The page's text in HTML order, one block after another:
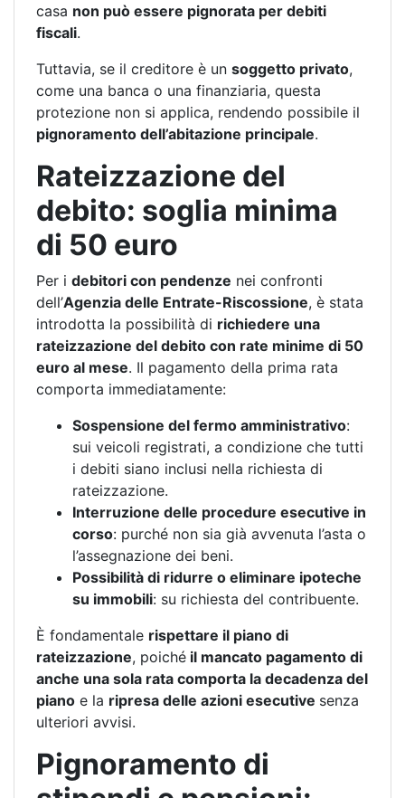
casa non può essere pignorata per debiti
fiscali.
Tuttavia, se il creditore è un soggetto privato,
come una banca o una finanziaria, questa
protezione non si applica, rendendo possibile il
pignoramento dell’abitazione principale.
Rateizzazione del
debito: soglia minima
di 50 euro
Per i debitori con pendenze nei confronti
dell’Agenzia delle Entrate-Riscossione, è stata
introdotta la possibilità di richiedere una
rateizzazione del debito con rate minime di 50
euro al mese. Il pagamento della prima rata
comporta immediatamente:
Sospensione del fermo amministrativo:
sui veicoli registrati, a condizione che tutti
i debiti siano inclusi nella richiesta di
rateizzazione.
Interruzione delle procedure esecutive in
corso: purché non sia già avvenuta l’asta o
l’assegnazione dei beni.
Possibilità di ridurre o eliminare ipoteche
su immobili: su richiesta del contribuente.
È fondamentale rispettare il piano di
rateizzazione, poiché il mancato pagamento di
anche una sola rata comporta la decadenza del
piano e la ripresa delle azioni esecutive senza
ulteriori avvisi.
Pignoramento di